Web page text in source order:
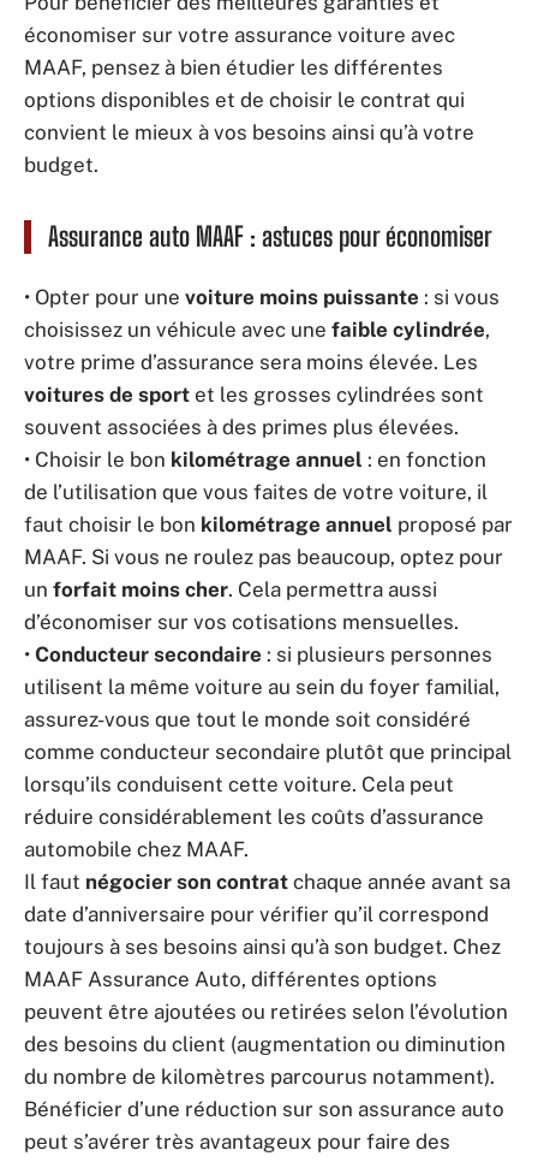
économiser sur votre assurance voiture avec
MAAF, pensez à bien étudier les différentes
options disponibles et de choisir le contrat qui
convient le mieux à vos besoins ainsi qu’à votre
budget.
Assurance auto MAAF : astuces pour économiser
• Opter pour une voiture moins puissante : si vous
choisissez un véhicule avec une faible cylindrée,
votre prime d’assurance sera moins élevée. Les
voitures de sport et les grosses cylindrées sont
souvent associées à des primes plus élevées.
• Choisir le bon kilométrage annuel : en fonction
de l’utilisation que vous faites de votre voiture, il
faut choisir le bon kilométrage annuel proposé par
MAAF. Si vous ne roulez pas beaucoup, optez pour
un forfait moins cher. Cela permettra aussi
d’économiser sur vos cotisations mensuelles.
• Conducteur secondaire : si plusieurs personnes
utilisent la même voiture au sein du foyer familial,
assurez-vous que tout le monde soit considéré
comme conducteur secondaire plutôt que principal
lorsqu’ils conduisent cette voiture. Cela peut
réduire considérablement les coûts d’assurance
automobile chez MAAF.
Il faut négocier son contrat chaque année avant sa
date d’anniversaire pour vérifier qu’il correspond
toujours à ses besoins ainsi qu’à son budget. Chez
MAAF Assurance Auto, différentes options
peuvent être ajoutées ou retirées selon l’évolution
des besoins du client (augmentation ou diminution
du nombre de kilomètres parcourus notamment).
Bénéficier d’une réduction sur son assurance auto
peut s’avérer très avantageux pour faire des